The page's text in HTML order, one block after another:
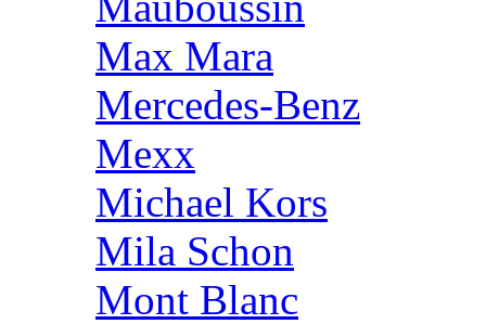
Max Mara
Mercedes-Benz
Mexx
Michael Kors
Mila Schon
Mont Blanc